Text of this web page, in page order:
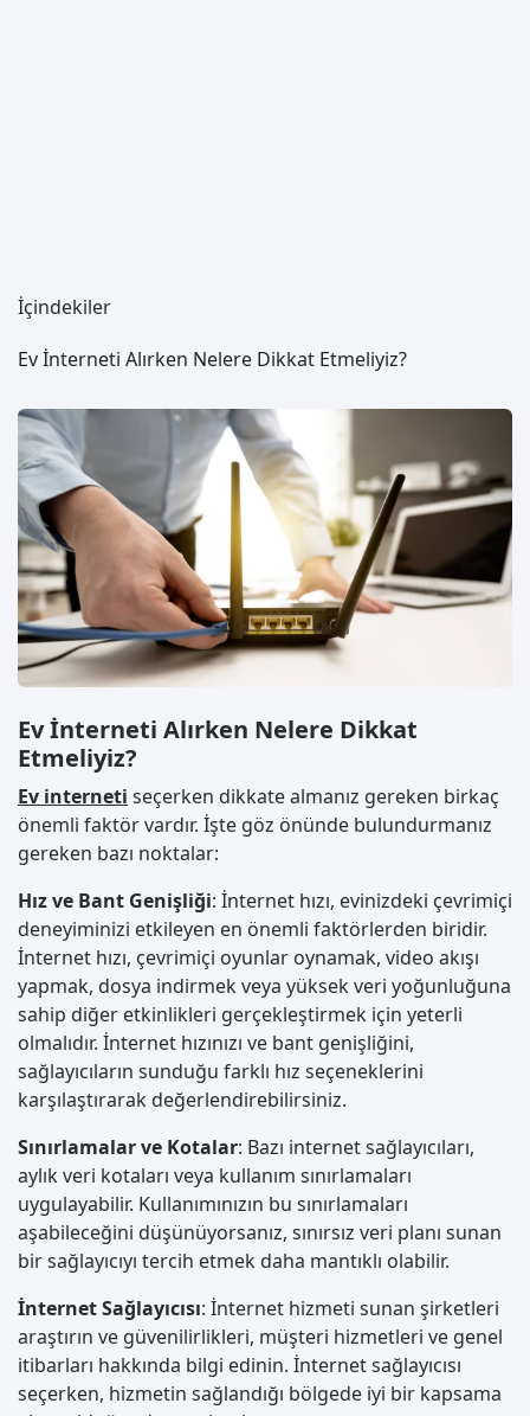
Ev İnterneti Alırken Nelere Dikkat
Etmeliyiz?
Ev interneti seçerken dikkate almanız gereken birkaç
önemli faktör vardır. İşte göz önünde bulundurmanız
gereken bazı noktalar:
Hız ve Bant Genişliği: İnternet hızı, evinizdeki çevrimiçi
deneyiminizi etkileyen en önemli faktörlerden biridir.
İnternet hızı, çevrimiçi oyunlar oynamak, video akışı
yapmak, dosya indirmek veya yüksek veri yoğunluğuna
sahip diğer etkinlikleri gerçekleştirmek için yeterli
olmalıdır. İnternet hızınızı ve bant genişliğini,
sağlayıcıların sunduğu farklı hız seçeneklerini
karşılaştırarak değerlendirebilirsiniz.
Sınırlamalar ve Kotalar: Bazı internet sağlayıcıları,
aylık veri kotaları veya kullanım sınırlamaları
uygulayabilir. Kullanımınızın bu sınırlamaları
aşabileceğini düşünüyorsanız, sınırsız veri planı sunan
bir sağlayıcıyı tercih etmek daha mantıklı olabilir.
İnternet Sağlayıcısı: İnternet hizmeti sunan şirketleri
araştırın ve güvenilirlikleri, müşteri hizmetleri ve genel
itibarları hakkında bilgi edinin. İnternet sağlayıcısı
seçerken, hizmetin sağlandığı bölgede iyi bir kapsama
İçindekiler
Ev İnterneti Alırken Nelere Dikkat Etmeliyiz?